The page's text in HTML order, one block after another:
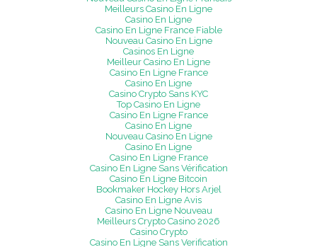
Meilleurs Casino En Ligne
Casino En Ligne
Casino En Ligne France Fiable
Nouveau Casino En Ligne
Casinos En Ligne
Meilleur Casino En Ligne
Casino En Ligne France
Casino En Ligne
Casino Crypto Sans KYC
Top Casino En Ligne
Casino En Ligne France
Casino En Ligne
Nouveau Casino En Ligne
Casino En Ligne
Casino En Ligne France
Casino En Ligne Sans Vérification
Casino En Ligne Bitcoin
Bookmaker Hockey Hors Arjel
Casino En Ligne Avis
Casino En Ligne Nouveau
Meilleurs Crypto Casino 2026
Casino Crypto
Casino En Ligne Sans Verification